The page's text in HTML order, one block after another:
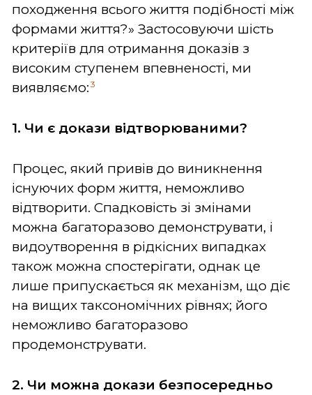
походження всього життя подібності між
формами життя?» Застосовуючи шість
критеріїв для отримання доказів з
високим ступенем впевненості, ми
виявляємо: 3
1. Чи є докази відтворюваними?
Процес, який привів до виникнення
існуючих форм життя, неможливо
відтворити. Спадковість зі змінами
можна багаторазово демонструвати, і
видоутворення в рідкісних випадках
також можна спостерігати, однак це
лише припускається як механізм, що діє
на вищих таксономічних рівнях; його
неможливо багаторазово
продемонструвати.
2. Чи можна докази безпосередньо